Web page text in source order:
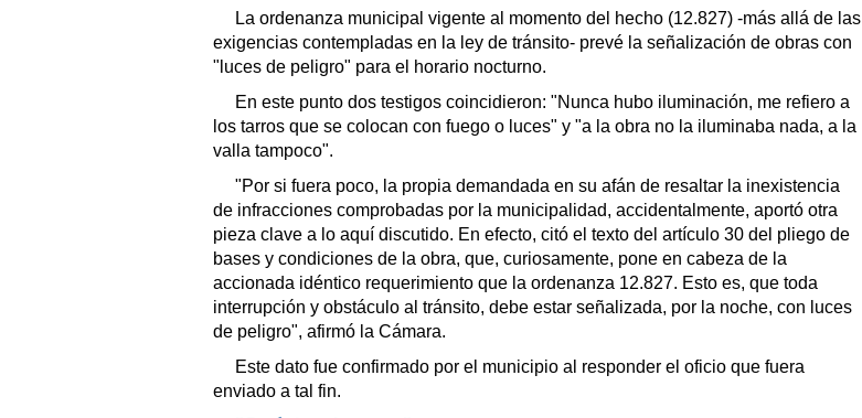
La ordenanza municipal vigente al momento del hecho (12.827) -más allá de las
exigencias contempladas en la ley de tránsito- prevé la señalización de obras con
"luces de peligro" para el horario nocturno.
En este punto dos testigos coincidieron: "Nunca hubo iluminación, me refiero a
los tarros que se colocan con fuego o luces" y "a la obra no la iluminaba nada, a la
valla tampoco".
"Por si fuera poco, la propia demandada en su afán de resaltar la inexistencia
de infracciones comprobadas por la municipalidad, accidentalmente, aportó otra
pieza clave a lo aquí discutido. En efecto, citó el texto del artículo 30 del pliego de
bases y condiciones de la obra, que, curiosamente, pone en cabeza de la
accionada idéntico requerimiento que la ordenanza 12.827. Esto es, que toda
interrupción y obstáculo al tránsito, debe estar señalizada, por la noche, con luces
de peligro", afirmó la Cámara.
Este dato fue confirmado por el municipio al responder el oficio que fuera
enviado a tal fin.